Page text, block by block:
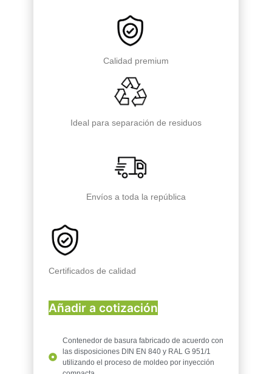
Calidad premium
Ideal para separación de residuos
Envíos a toda la república
Certificados de calidad
Añadir a cotización
Contenedor de basura fabricado de acuerdo con
las disposiciones DIN EN 840 y RAL G 951/1
utilizando el proceso de moldeo por inyección